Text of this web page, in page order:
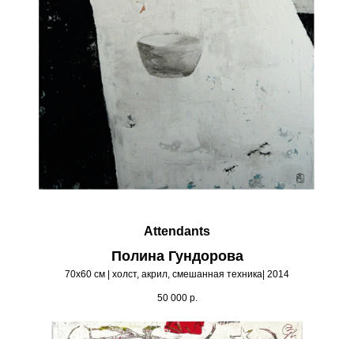
Attendants
Полина Гундорова
70х60 см | холст, акрил, смешанная техника| 2014
50 000 р.